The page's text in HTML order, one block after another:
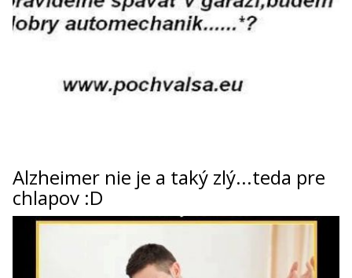
Alzheimer nie je a taký zlý...teda pre
chlapov :D